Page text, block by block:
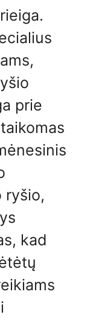
prie
ryšio,
kad